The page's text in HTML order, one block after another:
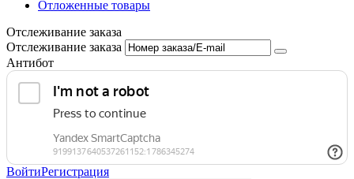
Отложенные товары
Отслеживание заказа
Отслеживание заказа
Антибот
ВойтиРегистрация